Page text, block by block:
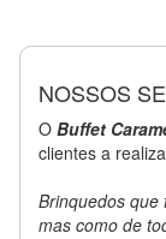
NOSSOS
O Buffet
clientes a
Brinquedos que
mas como de